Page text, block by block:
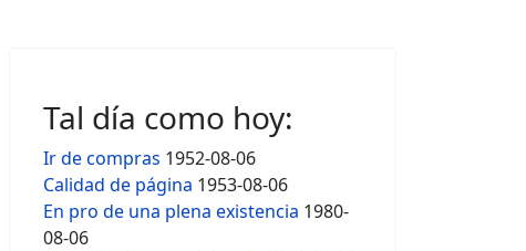
Tal día como hoy:
Ir de compras 1952-08-06
Calidad de página 1953-08-06
En pro de una plena existencia 1980-
08-06